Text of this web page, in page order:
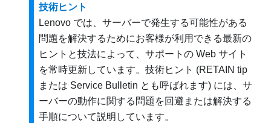
技術ヒント
Lenovo では、サーバーで発生する可能性がある
問題を解決するためにお客様が利用できる最新の
ヒントと技法によって、サポートの Web サイト
を常時更新しています。技術ヒント (RETAIN tip
または Service Bulletin とも呼ばれます) には、サ
ーバーの動作に関する問題を回避または解決する
手順について説明しています。